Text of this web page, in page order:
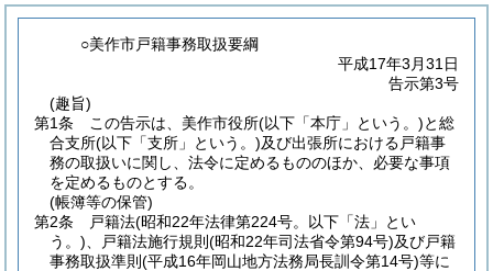
○美作市戸籍事務取扱要綱
平成17年3月31日
告示第3号
(趣旨)
第1条
この告示は、美作市役所(以下「本庁」という。)と総
合支所(以下「支所」という。)及び出張所における戸籍事
務の取扱いに関し、法令に定めるもののほか、必要な事項
を定めるものとする。
(帳簿等の保管)
第2条
戸籍法(昭和22年法律第224号。以下「法」とい
う。) 、戸籍法施行規則 (昭和22年司法省令第94号)及び戸籍
事務取扱準則 (平成16年岡山地方法務局長訓令第14号)等に